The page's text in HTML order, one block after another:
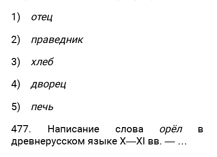
1) отец
2) праведник
3) хлеб
4) дворец
5) печь
477. Написание слова орёлв
древнерусском языке X—XI вв. — …